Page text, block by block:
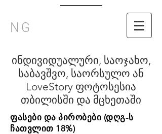
NG
ინდივიდუალური, საოჯახო,
საბავშვო, საორსულო ან
LoveStory ფოტოსესია
თბილისში და მცხეთაში
ფასები და პირობები (დღგ-ს
ჩათვლით 18%)